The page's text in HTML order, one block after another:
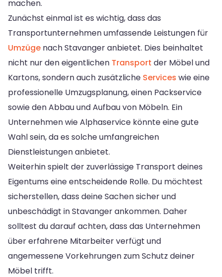
machen.
Zunächst einmal ist es wichtig, dass das
Transportunternehmen umfassende Leistungen für
Umzüge nach Stavanger anbietet. Dies beinhaltet
nicht nur den eigentlichen Transport der Möbel und
Kartons, sondern auch zusätzliche Services wie eine
professionelle Umzugsplanung, einen Packservice
sowie den Abbau und Aufbau von Möbeln. Ein
Unternehmen wie Alphaservice könnte eine gute
Wahl sein, da es solche umfangreichen
Dienstleistungen anbietet.
Weiterhin spielt der zuverlässige Transport deines
Eigentums eine entscheidende Rolle. Du möchtest
sicherstellen, dass deine Sachen sicher und
unbeschädigt in Stavanger ankommen. Daher
solltest du darauf achten, dass das Unternehmen
über erfahrene Mitarbeiter verfügt und
angemessene Vorkehrungen zum Schutz deiner
Möbel trifft.